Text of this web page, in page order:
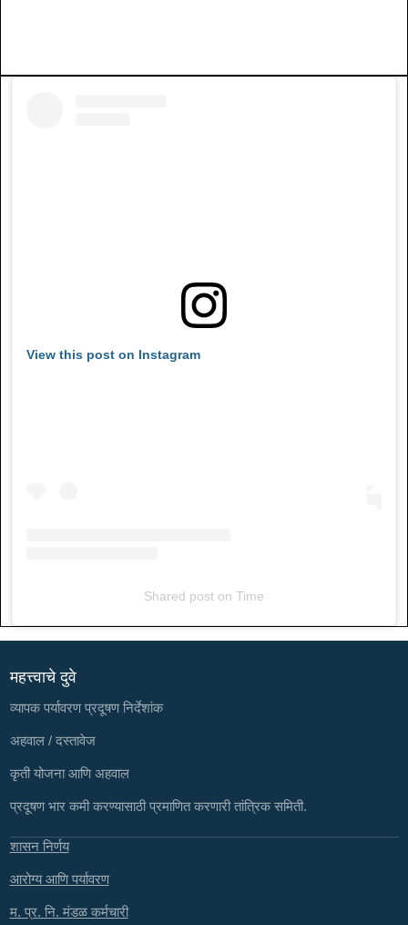
View this post on Instagram
Shared poston Time
महत्त्वाचे दुवे
व्यापक पर्यावरण प्रदूषण निर्देशांक
अहवाल / दस्तावेज
कृती योजना आणि अहवाल
प्रदूषण भार कमी करण्यासाठी प्रमाणित करणारी तांत्रिक समिती.
शासन निर्णय
आरोग्य आणि पर्यावरण
म. प्र. नि. मंडळ कर्मचारी